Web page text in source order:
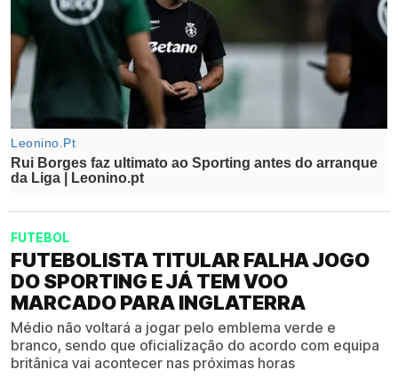
FUTEBOL
FUTEBOLISTA TITULAR FALHA JOGO
DO SPORTING E JÁ TEM VOO
MARCADO PARA INGLATERRA
Médio não voltará a jogar pelo emblema verde e
branco, sendo que oficialização do acordo com equipa
britânica vai acontecer nas próximas horas